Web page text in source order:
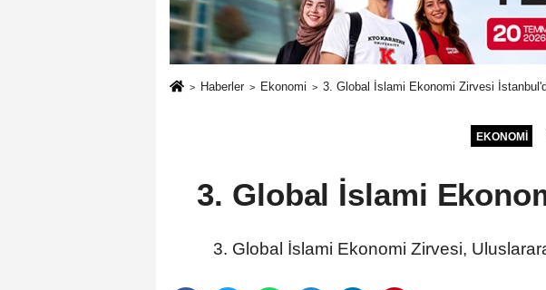
Haberler Ekonomi 3. Global İslami Ekonomi Zirvesi
EKONOMI
3. Global İslami
3. Global İslami Ekonomi Zirvesi,